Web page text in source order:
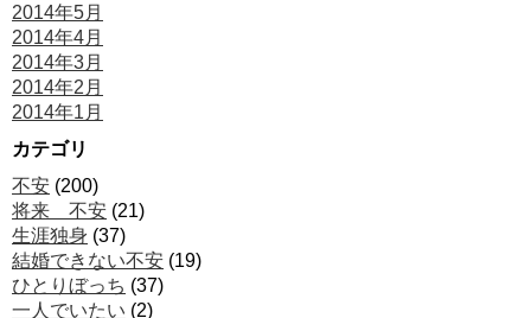
2014年5月
2014年4月
2014年3月
2014年2月
2014年1月
カテゴリ
不安 (200)
将来 不安 (21)
生涯独身 (37)
結婚できない不安 (19)
ひとりぼっち (37)
一人でいたい (2)